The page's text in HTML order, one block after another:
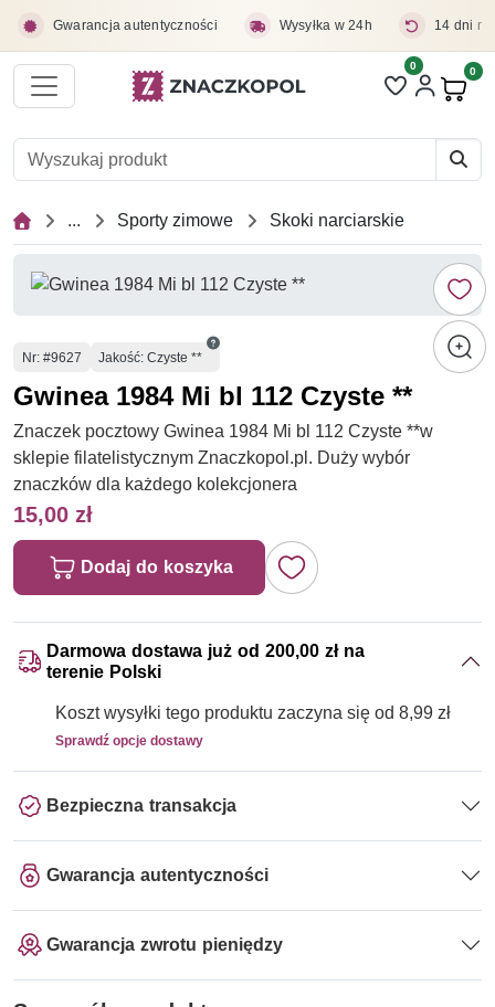
Gwarancja autentyczności Wysyłka w 24h 14 dni
Liczba pozycji
0 0
... Sporty zimowe Skoki narciarskie
Numer
Nr: #9627 Jakość: Czyste **
Gwinea 1984 Mi bl 112 Czyste **
Znaczek pocztowy Gwinea 1984 Mi bl 112 Czyste **w
sklepie filatelistycznym Znaczkopol.pl. Duży wybór
znaczków dla każdego kolekcjonera
15,00 zł
Dodaj do koszyka
Darmowa dostawa już od 200,00 zł na
terenie Polski
Koszt wysyłki tego produktu zaczyna się od 8,99 zł
Sprawdź opcje dostawy
Bezpieczna transakcja
Gwarancja autentyczności
Gwarancja zwrotu pieniędzy